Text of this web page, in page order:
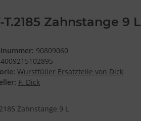
T.2185 Zahnstange 9 L
90809060
4009215102895
Wurstfüller Ersatzteile von Dick
F. Dick
Zahnstange 9 L